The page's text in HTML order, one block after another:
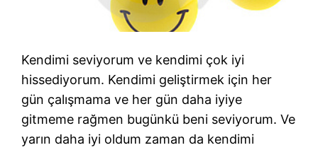
Kendimi seviyorum ve kendimi çok iyi
hissediyorum. Kendimi geliştirmek için her
gün çalışmama ve her gün daha iyiye
gitmeme rağmen bugünkü beni seviyorum. Ve
yarın daha iyi oldum zaman da kendimi